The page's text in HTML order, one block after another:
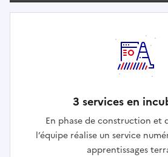
3 services en
En phase de construction et
l’équipe réalise un service
apprentissages